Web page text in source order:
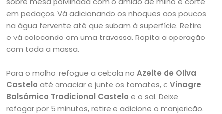
em pedaços. Vá adicionando os nhoques aos poucos
na água fervente até que subam à superfície. Retire
e vá colocando em uma travessa. Repita a operação
com toda a massa.
Para o molho, refogue a cebola noAzeite de Oliva
Castelo até amaciar e junte os tomates, oVinagre
Balsâmico Tradicional Castelo e o sal. Deixe
refogar por 5 minutos, retire e adicione o manjericão.